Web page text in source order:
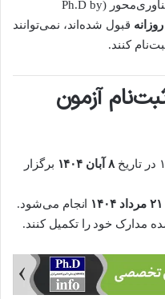
تخصصی (Ph.D) و دکتری پژوهشی / فناوری‌محور (Ph.D by
روزانه قبول شده‌اند، نمی‌توانند
کنند.
آزمون
۸ آبان ۱۴۰۴
برگزار
انجام می‌شود.
مدارک خود را تکمیل کنند.